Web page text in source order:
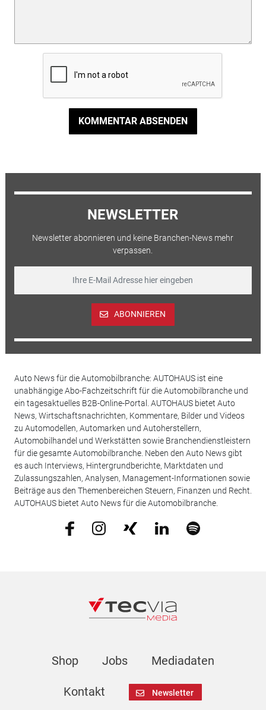
KOMMENTAR ABSENDEN
NEWSLETTER
Newsletter abonnieren und keine Branchen-News mehr
verpassen.
ABONNIEREN
Auto News für die Automobilbranche: AUTOHAUS ist eine
unabhängige Abo-Fachzeitschrift für die Automobilbranche und
ein tagesaktuelles B2B-Online-Portal. AUTOHAUS bietet Auto
News, Wirtschaftsnachrichten, Kommentare, Bilder und Videos
zu Automodellen, Automarken und Autoherstellern,
Automobilhandel und Werkstätten sowie Branchendienstleistern
für die gesamte Automobilbranche. Neben den Auto News gibt
es auch Interviews, Hintergrundberichte, Marktdaten und
Zulassungszahlen, Analysen, Management-Informationen sowie
Beiträge aus den Themenbereichen Steuern, Finanzen und Recht.
AUTOHAUS bietet Auto News für die Automobilbranche.
Shop Jobs Mediadaten
Kontakt Newsletter